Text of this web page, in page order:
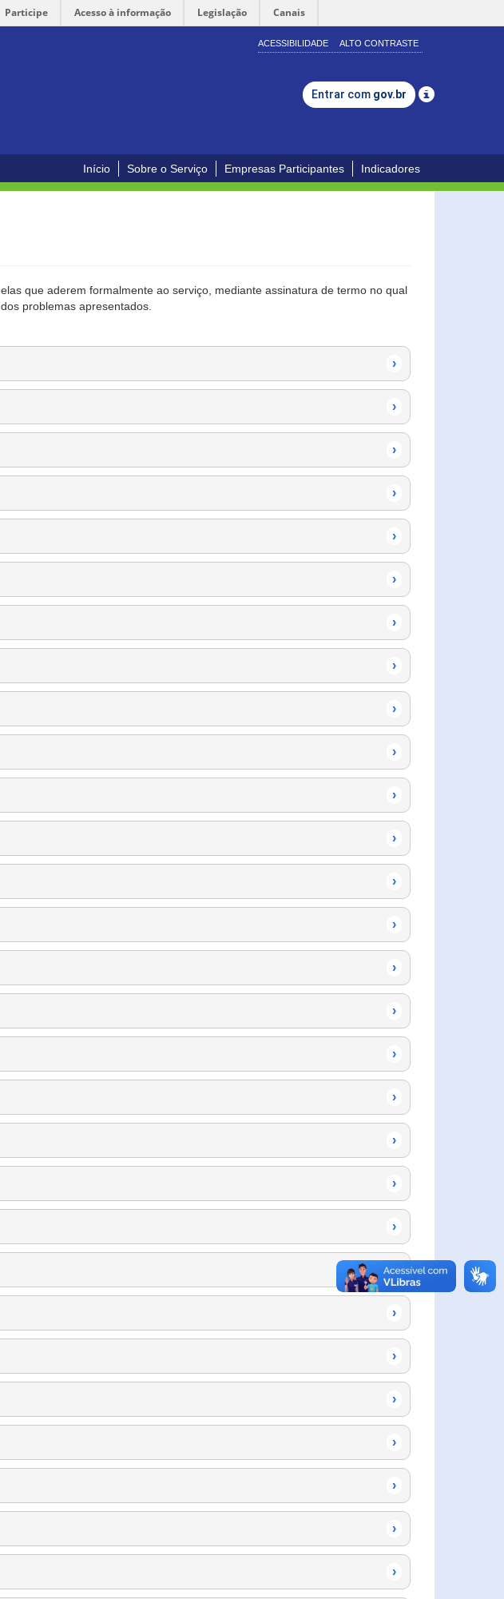
Participe Acesso à informação Legislação Canais
ACESSIBILIDADE ALTO CONTRASTE
Entrar com gov.br
Início Sobre o Serviço Empresas Participantes Indicadores
que aderem formalmente ao serviço, mediante assinatura de termo no qual
problemas apresentados.
›
›
›
›
›
›
›
›
›
›
›
›
›
›
›
›
›
›
›
›
›
›
›
›
›
›
›
›
›